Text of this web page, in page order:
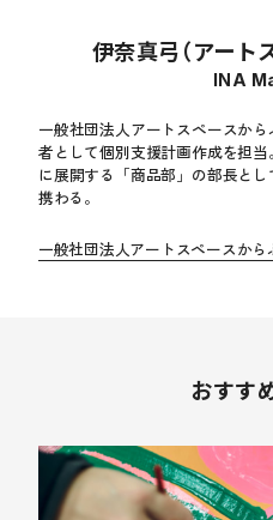
伊奈真弓（アート
INA
一般社団法人アートスペースか
者として個別支援計画作成を担
に展開する「商品部」の部長と
携わる。
一般社団法人アートスペースから
おすす